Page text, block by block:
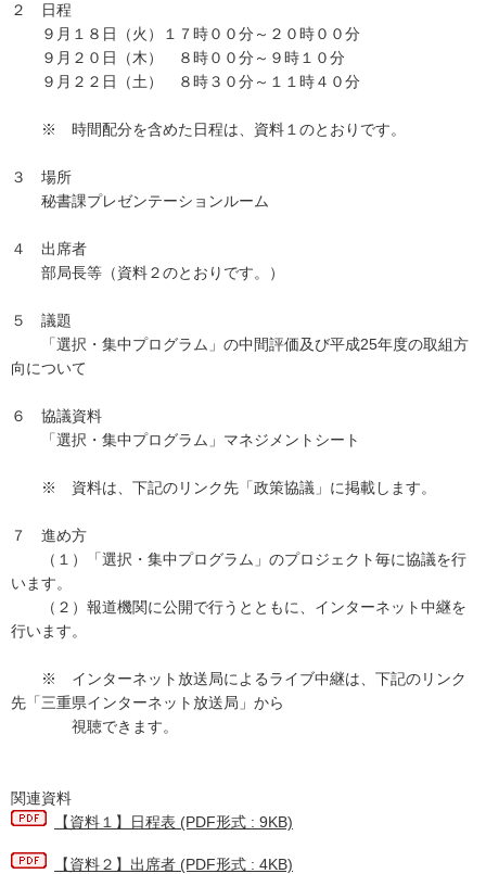
２ 日程
９月１８日（火）１７時００分～２０時００分
９月２０日（木） ８時００分～９時１０分
９月２２日（土） ８時３０分～１１時４０分
※ 時間配分を含めた日程は、資料１のとおりです。
３ 場所
秘書課プレゼンテーションルーム
４ 出席者
部局長等（資料２のとおりです。）
５ 議題
「選択・集中プログラム」の中間評価及び平成25年度の取組方
向について
６ 協議資料
「選択・集中プログラム」マネジメントシート
※ 資料は、下記のリンク先「政策協議」に掲載します。
７ 進め方
（１）「選択・集中プログラム」のプロジェクト毎に協議を行
います。
（２）報道機関に公開で行うとともに、インターネット中継を
行います。
※ インターネット放送局によるライブ中継は、下記のリンク
先「三重県インターネット放送局」から
視聴できます。
関連資料
【資料１】日程表 (PDF形式 : 9KB)
【資料２】出席者 (PDF形式 : 4KB)